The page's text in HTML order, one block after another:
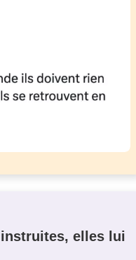
elles lui